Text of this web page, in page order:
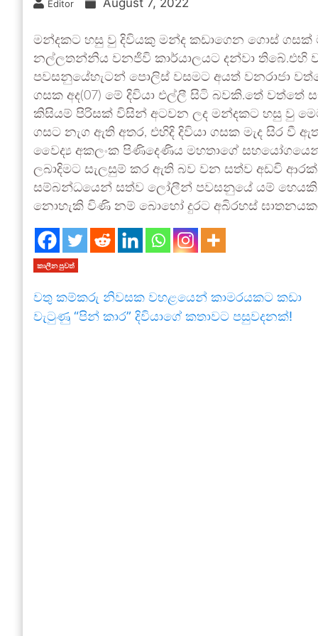
Editor August 7, 2022
මන්දකට හසු වු දිවියකු මන්ද කඩාගෙන ගොස් ගසක්
නල්ලතන්නිය වනජිවි කාර්යාලයට දන්වා තිබේ.එහි
පවසනුයේහැටන් පොලිස් වසමට අයත් වනරාජා
ගසක අද(07) මේ දිවියා එල්ලී සිටි බවකි.තේ වත්තේ
කිසියම් පිරිසක් විසින් අටවන ලද මන්දකට හසු වු
ගසට නැග ඇති අතර, එහිදි දිවියා ගසක මැද සිර වී
වෛද්‍ය අකලංක පිණිදෙණිය මහතාගේ සහයෝගයෙන්
ලබාදිමට සැලසුම් කර ඇති බව වන සත්ව අඩවි
සම්බන්ධයෙන් සත්ව ලෝලීන් පවසනුයේ යම් හෙයකින්
නොහැකි විණි නම් බොහෝ දුරට අබිරහස්
කාලීන පුවත්
වතු කම්කරු නිවසක වහළයෙන් කාමරයකට කඩා
වැටුණු “පින් කාර” දිවියාගේ කතාවට පසුවදනක්!